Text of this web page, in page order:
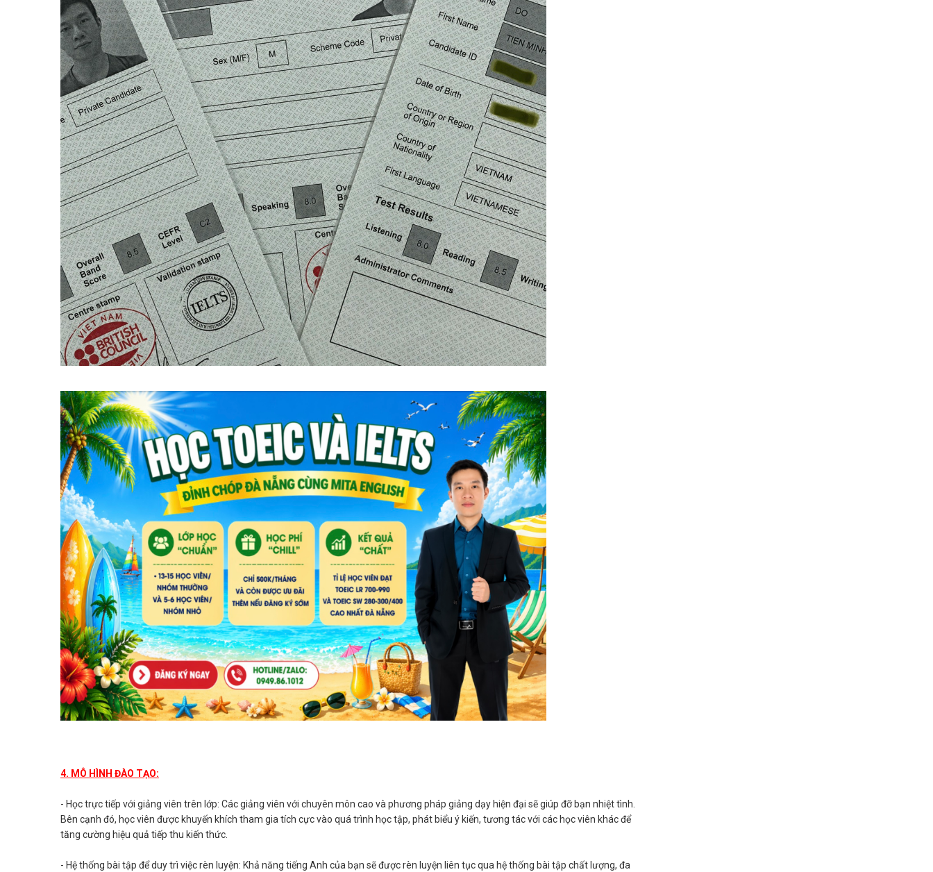
4. MÔ HÌNH ĐÀO TẠO:
- Học trực tiếp với giảng viên trên lớp: Các giảng viên với chuyên môn cao và phương pháp giảng dạy hiện đại sẽ giúp đỡ bạn nhiệt tình.
Bên cạnh đó, học viên được khuyến khích tham gia tích cực vào quá trình học tập, phát biểu ý kiến, tương tác với các học viên khác để
tăng cường hiệu quả tiếp thu kiến thức.
- Hệ thống bài tập để duy trì việc rèn luyện: Khả năng tiếng Anh của bạn sẽ được rèn luyện liên tục qua hệ thống bài tập chất lượng, đa